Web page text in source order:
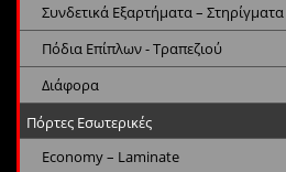
Συνδετικά Εξαρτήματα – Στηρίγματα
Πόδια Επίπλων - Τραπεζιού
Διάφορα
Πόρτες Εσωτερικές
Economy – Laminate